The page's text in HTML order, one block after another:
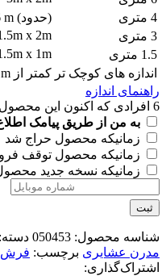
4 متری
(حدود) 2.4m x1.6 m
3 متری
x 2m
1.5 متری
x 1m
اندازه های کوچک تر کمتر از 1m
راهنمای اندازه
6 افرادی که اکنون این
به من از طریق پیامک
زمانیکه محصول حراج شد
زمانیکه محصول توقف
زمانیکه نسخه جدید
ثبت
شناسه محصول: 050453 دسته:
مدرن عشایری برچسب: فرش
اشتراک‌گذاری: